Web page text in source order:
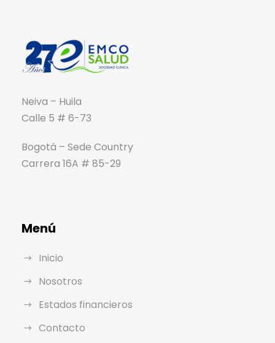
Neiva – Huila
Calle 5 # 6-73
Bogotá – Sede Country
Carrera 16A # 85-29
Menú
Inicio
Nosotros
Estados financieros
Contacto